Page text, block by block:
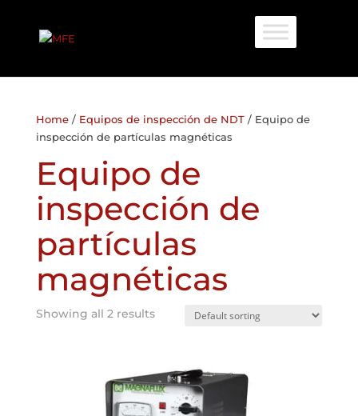
Home/ Equipos de inspección de NDT/ Equipo de
inspección de partículas magnéticas
Equipo de
inspección de
partículas
magnéticas
Showing all 2 results